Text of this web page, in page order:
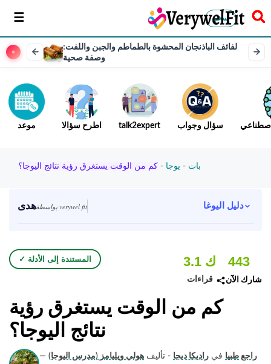
سخر
لفائف الباذنجان المحشوة بالطماطم والجبن واللفت:
وصفة صحية
موعد اطرح سؤالا talk2expert سؤال وجواب
بات - يوجا - كم من الوقت يستغرق رؤية نتائج اليوجا؟
هدى بواسطة verywel fit دليل اليوغا
✓ المستندة إلى الأدلة 3.1 ك
قراءات
443
شارك الآن
كم من الوقت يستغرق رؤية
نتائج اليوجا؟
راجع طبيا في راديكا ديجا - تأليف هولي ويليامز (مدرس اليوجا) —